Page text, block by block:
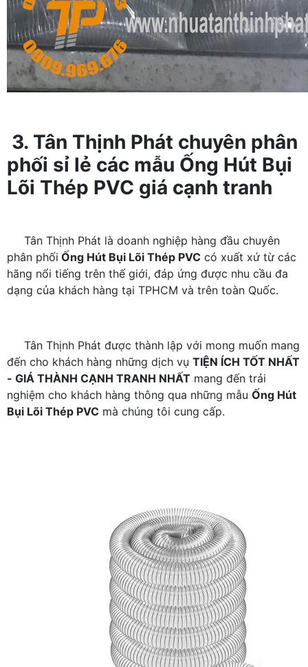
3. Tân Thịnh Phát chuyên phân
phối sỉ lẻ các mẫu Ống Hút Bụi
Lõi Thép PVC giá cạnh tranh
Tân Thịnh Phát là doanh nghiệp hàng đầu chuyên
phân phối Ống Hút Bụi Lõi Thép PVC có xuất xứ từ các
hãng nổi tiếng trên thế giới, đáp ứng được nhu cầu đa
dạng của khách hàng tại TPHCM và trên toàn Quốc.
Tân Thịnh Phát được thành lập với mong muốn mang
đến cho khách hàng những dịch vụ TIỆN ÍCH TỐT NHẤT
- GIÁ THÀNH CẠNH TRANH NHẤT mang đến trải
nghiệm cho khách hàng thông qua những mẫu Ống Hút
Bụi Lõi Thép PVC mà chúng tôi cung cấp.